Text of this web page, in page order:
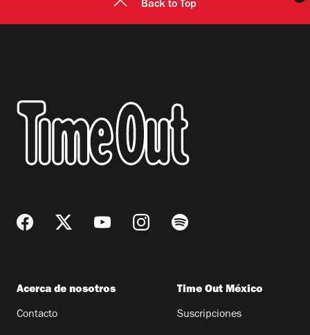
Back to Top
Acerca de nosotros
Contacto
Time Out México
Suscripciones